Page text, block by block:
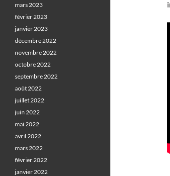
mars 2023
février 2023
janvier 2023
décembre 2022
novembre 2022
octobre 2022
septembre 2022
août 2022
juillet 2022
juin 2022
mai 2022
avril 2022
mars 2022
février 2022
janvier 2022